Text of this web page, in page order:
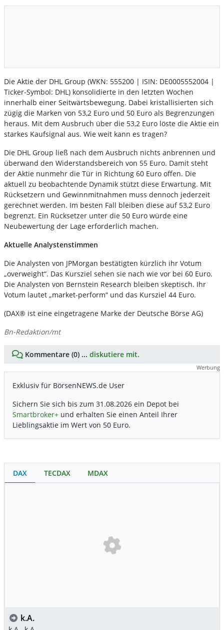
Die Aktie der DHL Group (WKN: 555200 | ISIN: DE0005552004 |
Ticker-Symbol: DHL) konsolidierte in den letzten Wochen
innerhalb einer Seitwärtsbewegung. Dabei kristallisierten sich
zügig die Marken von 53,2 Euro und 50 Euro als Begrenzungen
heraus. Mit dem Ausbruch über die 53,2 Euro löste die Aktie ein
starkes Kaufsignal aus. Wie weit kann es tragen?
Die DHL Group ließ nach dem Ausbruch nichts anbrennen und
überwand den Widerstandsbereich von 55 Euro. Damit steht
der Aktie nunmehr die Tür in Richtung 60 Euro offen. Die
aktuell zu beobachtende Dynamik stützt diese Erwartung. Mit
Rücksetzern und Gewinnmitnahmen muss dennoch jederzeit
gerechnet werden. Im besten Fall bleiben diese auf 53,2 Euro
begrenzt. Ein Rücksetzer unter die 50 Euro würde eine
Neubewertung der Lage erforderlich machen.
Aktuelle Analystenstimmen
Die Analysten von JPMorgan bestätigten kürzlich ihr Votum
„overweight“. Das Kursziel sehen sie nach wie vor bei 60 Euro.
Die Analysten von Bernstein Research bleiben skeptisch. Ihr
Votum lautet „market-perform“ und das Kursziel 44 Euro.
(DAX® ist eine eingetragene Marke der Deutsche Börse AG)
Bn-Redaktion/mt
Kommentare (0) ... diskutiere mit.
Werbung
Exklusiv für BörsenNEWS.de User
Sichern Sie sich bis zum 31.08.2026 ein Depot bei
Smartbroker+ und erhalten Sie einen Anteil Ihrer
Lieblingsaktie im Wert von 50 Euro.
DAX TECDAX MDAX
k.A.